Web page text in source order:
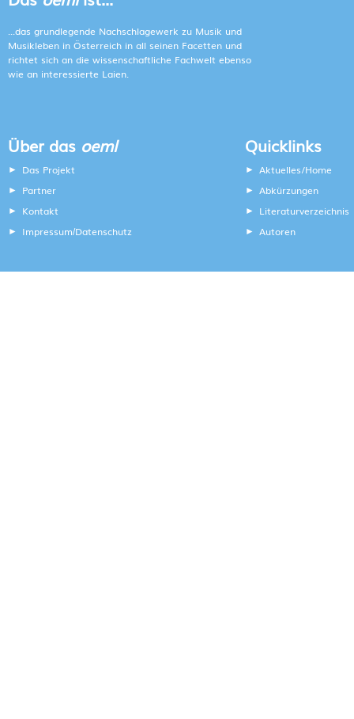
...das grundlegende Nachschlagewerk zu Musik und
Musikleben in Österreich in all seinen Facetten und
richtet sich an die wissenschaftliche Fachwelt ebenso
wie an interessierte Laien.
Über das oeml
Das Projekt
Partner
Kontakt
Impressum/Datenschutz
Quicklinks
Aktuelles/Home
Abkürzungen
Literaturverzeichnis
Autoren